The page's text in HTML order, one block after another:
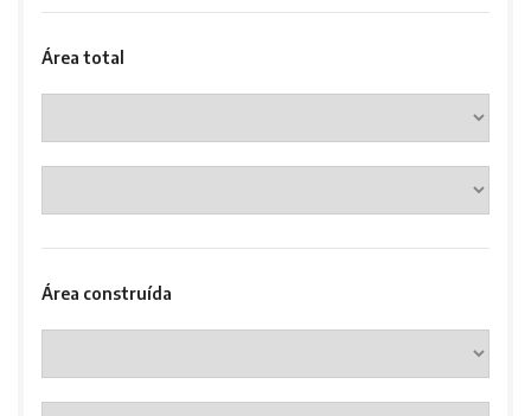
Área total
Área construída